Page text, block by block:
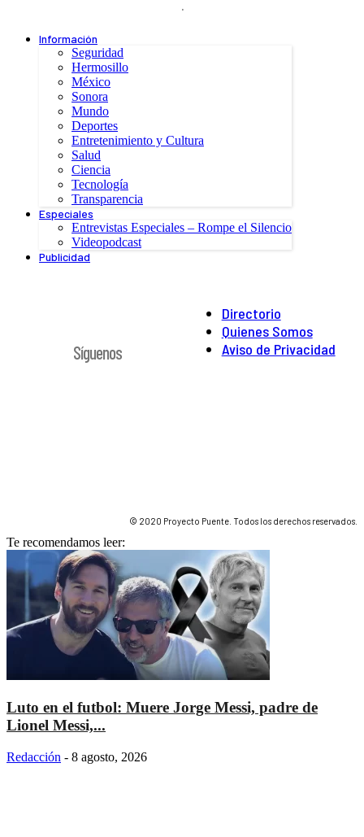
.
Información
Seguridad
Hermosillo
México
Sonora
Mundo
Deportes
Entretenimiento y Cultura
Salud
Ciencia
Tecnología
Transparencia
Especiales
Entrevistas Especiales – Rompe el Silencio
Videopodcast
Publicidad
Directorio
Quienes Somos
Aviso de Privacidad
Síguenos
© 2020 Proyecto Puente. Todos los derechos reservados.
Te recomendamos leer:
Luto en el futbol: Muere Jorge Messi, padre de
Lionel Messi,...
Redacción - 8 agosto, 2026